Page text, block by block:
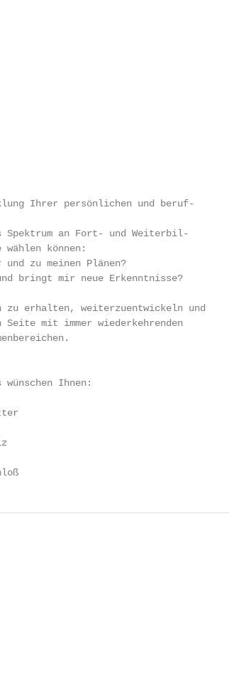
Ihrer persönlichen und beruf-
an Fort- und Weiterbil-
können:
zu meinen Plänen?
bringt mir neue Erkenntnisse?
erhalten, weiterzuentwickeln und
mit immer wiederkehrenden
Ihnen: